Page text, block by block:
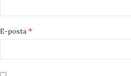
E-posta *